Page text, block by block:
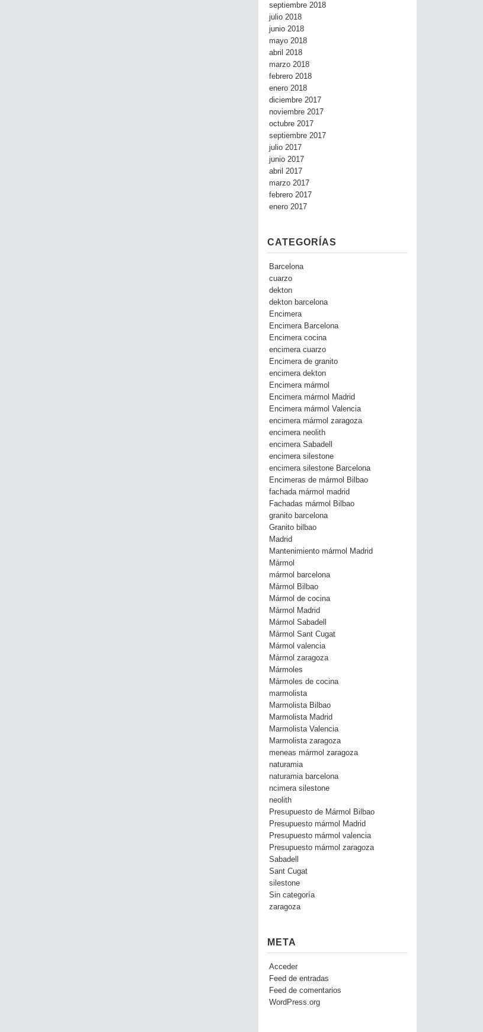
septiembre 2018
julio 2018
junio 2018
mayo 2018
abril 2018
marzo 2018
febrero 2018
enero 2018
diciembre 2017
noviembre 2017
octubre 2017
septiembre 2017
julio 2017
junio 2017
abril 2017
marzo 2017
febrero 2017
enero 2017
CATEGORÍAS
Barcelona
cuarzo
dekton
dekton barcelona
Encimera
Encimera Barcelona
Encimera cocina
encimera cuarzo
Encimera de granito
encimera dekton
Encimera mármol
Encimera mármol Madrid
Encimera mármol Valencia
encimera mármol zaragoza
encimera neolith
encimera Sabadell
encimera silestone
encimera silestone Barcelona
Encimeras de mármol Bilbao
fachada mármol madrid
Fachadas mármol Bilbao
granito barcelona
Granito bilbao
Madrid
Mantenimiento mármol Madrid
Mármol
mármol barcelona
Mármol Bilbao
Mármol de cocina
Mármol Madrid
Mármol Sabadell
Mármol Sant Cugat
Mármol valencia
Mármol zaragoza
Mármoles
Mármoles de cocina
marmolista
Marmolista Bilbao
Marmolista Madrid
Marmolista Valencia
Marmolista zaragoza
meneas mármol zaragoza
naturamia
naturamia barcelona
ncimera silestone
neolith
Presupuesto de Mármol Bilbao
Presupuesto mármol Madrid
Presupuesto mármol valencia
Presupuesto mármol zaragoza
Sabadell
Sant Cugat
silestone
Sin categoría
zaragoza
META
Acceder
Feed de entradas
Feed de comentarios
WordPress.org